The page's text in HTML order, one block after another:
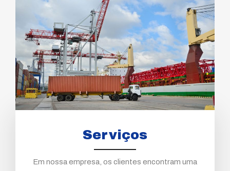
Serviços
Em nossa empresa, os clientes encontram uma